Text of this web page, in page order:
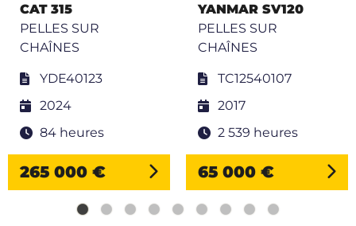
CAT 315
PELLES SUR
CHAÎNES
YDE40123
2024
84 heures
265 000 €
YANMAR SV120
PELLES SUR
CHAÎNES
TC12540107
2017
2 539 heures
65 000 €